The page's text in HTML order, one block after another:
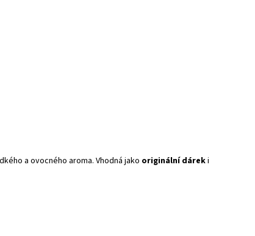
a ovocného aroma. Vhodná jako originální dáreki